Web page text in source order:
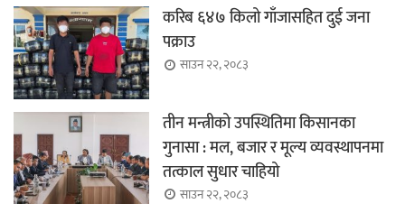
करिब ६४७ किलो गाँजासहित दुई जना
पक्राउ
साउन २२, २०८३
तीन मन्त्रीको उपस्थितिमा किसानका
गुनासा : मल, बजार र मूल्य व्यवस्थापनमा
तत्काल सुधार चाहियो
साउन २२, २०८३